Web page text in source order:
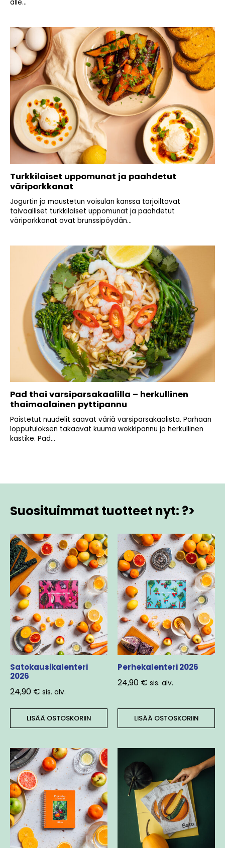
alle...
Turkkilaiset uppomunat ja paahdetut
väriporkkanat
Jogurtin ja maustetun voisulan kanssa tarjoiltavat
taivaalliset turkkilaiset uppomunat ja paahdetut
väriporkkanat ovat brunssipöydän...
Pad thai varsiparsakaalilla – herkullinen
thaimaalainen pyttipannu
Paistetut nuudelit saavat väriä varsiparsakaalista. Parhaan
lopputuloksen takaavat kuuma wokkipannu ja herkullinen
kastike. Pad...
Suosituimmat tuotteet nyt: ?>
Satokausikalenteri
2026
24,90 € sis. alv.
LISÄÄ OSTOSKORIIN
Perhekalenteri 2026
24,90 € sis. alv.
LISÄÄ OSTOSKORIIN